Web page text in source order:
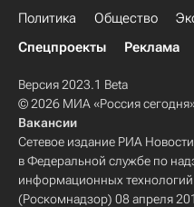
Политика Общество
Спецпроекты
Реклама
Версия 2023.1 Beta
© 2026 МИА «Россия
Вакансии
Сетевое издание РИА
в Федеральной службе по
информационных
(Роскомнадзор) 08 апреля